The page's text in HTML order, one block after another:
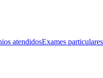
atendidosExames particulares